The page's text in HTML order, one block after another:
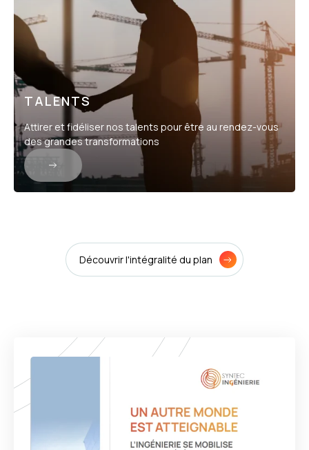
Découvrir l'intégralité du plan
TALENTS
Attirer et fidéliser nos talents pour être au rendez-vous
des grandes transformations